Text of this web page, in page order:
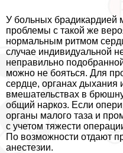
У больных брадикардией
проблемы с такой же
нормальным ритмом
случае индивидуальной
неправильно
можно не бояться. Для
сердце, органах дыхания
вмешательствах в
общий наркоз. Если
органы малого таза и
с учетом тяжести
По возможности отдают
анестезии.